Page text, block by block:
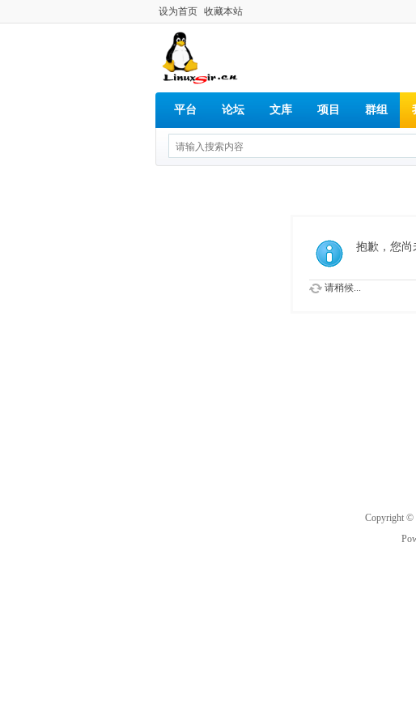
设为首页 收藏本站
平台 论坛 文库 项目 群组
抱歉，您尚
请稍候...
Copyright ©